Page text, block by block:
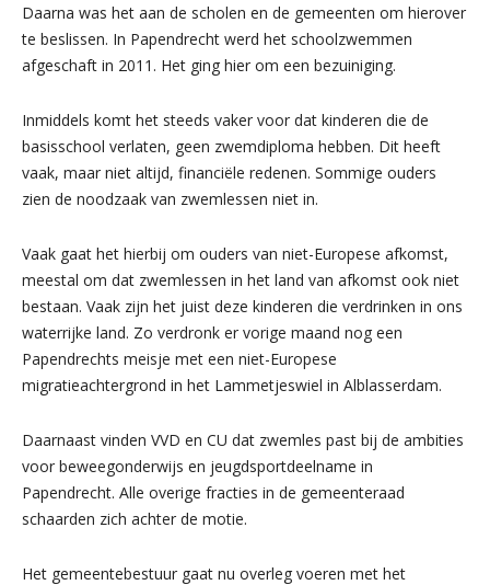
Daarna was het aan de scholen en de gemeenten om hierover
te beslissen. In Papendrecht werd het schoolzwemmen
afgeschaft in 2011. Het ging hier om een bezuiniging.
Inmiddels komt het steeds vaker voor dat kinderen die de
basisschool verlaten, geen zwemdiploma hebben. Dit heeft
vaak, maar niet altijd, financiële redenen. Sommige ouders
zien de noodzaak van zwemlessen niet in.
Vaak gaat het hierbij om ouders van niet-Europese afkomst,
meestal om dat zwemlessen in het land van afkomst ook niet
bestaan. Vaak zijn het juist deze kinderen die verdrinken in ons
waterrijke land. Zo verdronk er vorige maand nog een
Papendrechts meisje met een niet-Europese
migratieachtergrond in het Lammetjeswiel in Alblasserdam.
Daarnaast vinden VVD en CU dat zwemles past bij de ambities
voor beweegonderwijs en jeugdsportdeelname in
Papendrecht. Alle overige fracties in de gemeenteraad
schaarden zich achter de motie.
Het gemeentebestuur gaat nu overleg voeren met het